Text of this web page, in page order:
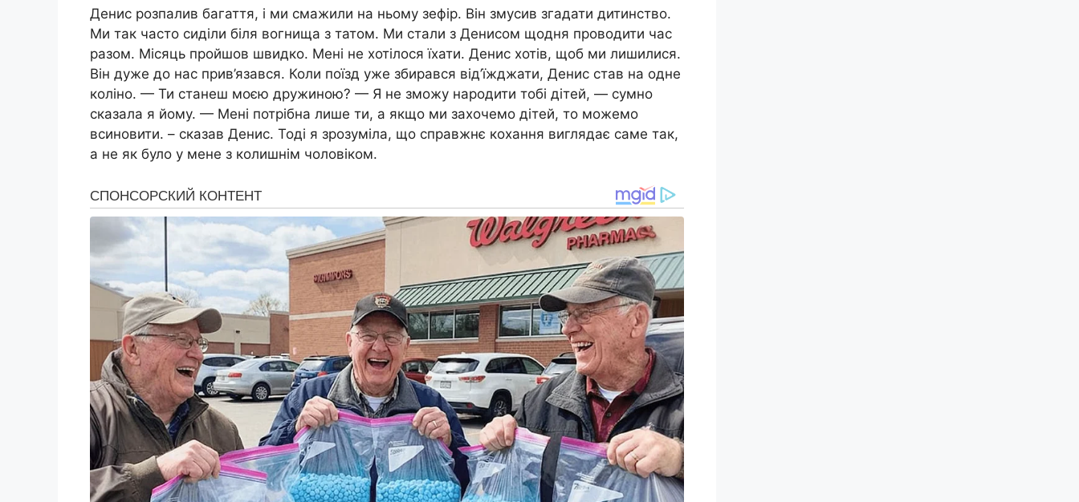
Денис розпалив багаття, і ми смажили на ньому зефір. Він змyсив згадати дитинство.
Ми так часто сиділи біля вогнища з татом. Ми стали з Денисом щодня проводити час
разом. Місяць пройшов швидко. Мені не хотілося їхати. Денис хотів, щоб ми лишилися.
Він дуже до нас прив’язався. Коли поїзд уже збирався від’їжджати, Денис став на одне
коліно. — Ти станеш моєю дружиною? — Я не зможу нapодити тобі дітей, — сумно
сказала я йому. — Мені потрібна лише ти, а якщо ми захочемо дітей, то можемо
вcинoвити. – сказав Денис. Тоді я зрозуміла, що справжнє кохання виглядає саме так,
а не як було у мене з колишнім чоловіком.